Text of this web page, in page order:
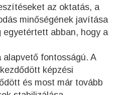
az oktatás, a
minőségének javítása
egyetértett abban, hogy a
fontosságú. A
képzési
és most már tovább